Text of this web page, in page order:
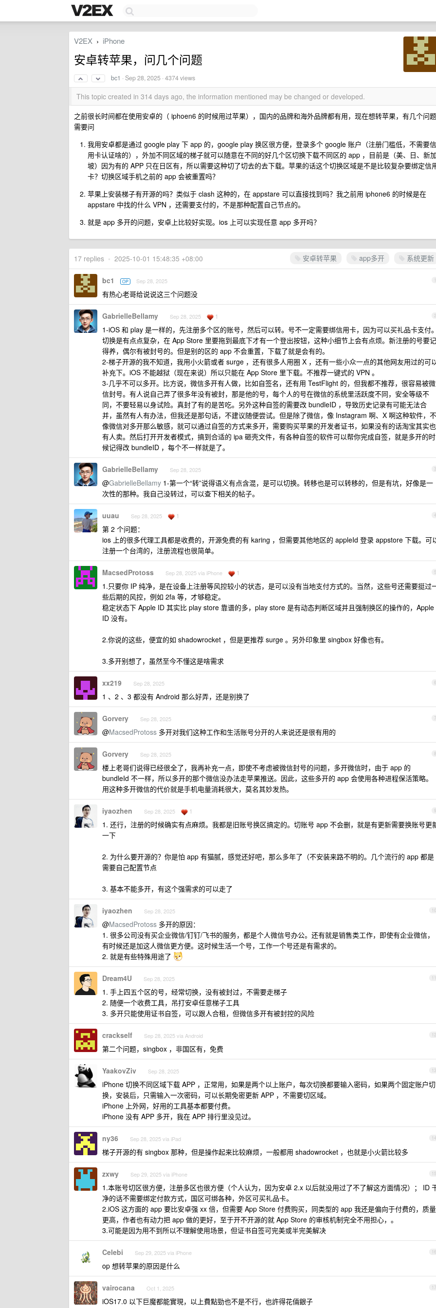
V2EX › iPhone
安卓转苹果，问几个问题
bc1 ·Sep 28, 2025 · 4374 views
This topic created in 314 days ago, the information mentioned may be changed or developed.
之前很长时间都在使用安卓的（ iphoen6 的时候用过苹果），国内的品牌和海外品牌都有用，现在想转苹果，有几个问题
需要问
我用安卓都是通过 google play 下 app 的，google play 换区很方便，登录多个 google 账户（注册门槛低，不需要信
用卡认证啥的），外加不同区域的梯子就可以随意在不同的好几个区切换下载不同区的 app ，目前是（美、日、新加
坡）因为有的 APP 只在日区有，所以需要这种切了切去的去下载。苹果的话这个切换区域是不是比较复杂要绑定信
卡？切换区域手机之前的 app 会被重置吗？
苹果上安装梯子有开源的吗？类似于 clash 这种的，在 appstare 可以直接找到吗？我之前用 iphone6 的时候是在
appstare 中找的什么 VPN ，还需要支付的，不是那种配置自己节点的。
就是 app 多开的问题，安卓上比较好实现。ios 上可以实现任意 app 多开吗？
安卓转苹果 app多开 系统更新
17 replies • 2025-10-01 15:48:35 +08:00
1
bc1 OP Sep 28, 2025
有热心老哥给说说这三个问题没
2
GabrielleBellamy Sep 28, 2025 1
1-iOS 和 play 是一样的，先注册多个区的账号，然后可以转。号不一定需要绑信用卡，因为可以买礼品卡支付。
切换是有点点复杂，在 App Store 里要拖到最底下才有一个登出按钮，这种小细节上会有点烦。新注册的号要记
得养，偶尔有被封号的。但是别的区的 app 不会重置，下载了就是会有的。
2-梯子开源的我不知道，我用小火箭或者 surge ，还有很多人用圈 X ，还有一些小众一点的其他网友用过的可
补充下。iOS 不能越狱（现在来说）所以只能在 App Store 里下载。不推荐一键式的 VPN 。
3-几乎不可以多开。比方说，微信多开有人做，比如自签名，还有用 TestFlight 的，但我都不推荐，很容易被微
信封号。有人说自己弄了很多年没有被封，那是他的号，每个人的号在微信的系统里活跃度不同，安全等级不
同，不要轻易以身试险。真封了有的是苦吃。另外这种自签的需要改 bundleID ，导致历史记录有可能无法合
并，虽然有人有办法，但我还是那句话，不建议随便尝试。但是除了微信，像 Instagram 啊、X 啊这种软件，不
像微信对多开那么敏感，就可以通过自签的方式来多开，需要购买苹果的开发者证书，如果没有的话淘宝其实也
有人卖。然后打开开发者模式，搞到合适的 ipa 砸壳文件，有各种自签的软件可以帮你完成自签，就是多开的时
候记得改 bundleID ，每个不一样就是了。
3
GabrielleBellamy Sep 28, 2025
@GabrielleBellamy 1-第一个“转”说得语义有点含混，是可以切换。转移也是可以转移的，但是有坑，好像是一
次性的那种。我自己没转过，可以查下相关的帖子。
4
uuau Sep 28, 2025 1
第 2 个问题：
ios 上的很多代理工具都是收费的，开源免费的有 karing ，但需要其他地区的 appleId 登录 appstore 下载。可
注册一个台湾的，注册流程也很简单。
5
MacsedProtoss Sep 28, 2025 via iPhone 1
1.只要你 IP 纯净，是在设备上注册等风控较小的状态，是可以没有当地支付方式的。当然，这些号还需要挺过
些后期的风控，例如 2fa 等，才够稳定。
稳定状态下 Apple ID 其实比 play store 靠谱的多，play store 是有动态判断区域并且强制换区的操作的，Apple
ID 没有。
2.你说的这些，便宜的如 shadowrocket ，但是更推荐 surge 。另外印象里 singbox 好像也有。
3.多开别想了，虽然至今不懂这是啥需求
6
xx219 Sep 28, 2025
1 、2 、3 都没有 Android 那么好弄，还是别换了
7
Gorvery Sep 28, 2025
@MacsedProtoss 多开对我们这种工作和生活账号分开的人来说还是很有用的
8
Gorvery Sep 28, 2025
楼上老哥们说得已经很全了，我再补充一点，即使不考虑被微信封号的问题，多开微信时，由于 app 的
bundleId 不一样，所以多开的那个微信没办法走苹果推送。因此，这些多开的 app 会使用各种进程保活策略。
用这种多开微信的代价就是手机电量消耗很大，莫名其妙发热。
9
iyaozhen Sep 28, 2025 1
1. 还行，注册的时候确实有点麻烦。我都是旧账号换区搞定的。切账号 app 不会删，就是有更新需要换账号更
一下
2. 为什么要开源的？你是怕 app 有猫腻，感觉还好吧，那么多年了（不安装来路不明的。几个流行的 app 都是
需要自己配置节点
3. 基本不能多开，有这个强需求的可以走了
10
iyaozhen Sep 28, 2025
@MacsedProtoss 多开的原因：
1. 很多公司没有买企业微信/钉钉/飞书的服务，都是个人微信号办公。还有就是销售类工作，即使有企业微信，
有时候还是加这人微信更方便。这时候生活一个号，工作一个号还是有需求的。
2. 就是有些特殊用途了
11
Dream4U Sep 28, 2025
1. 手上四五个区的号，经常切换，没有被封过，不需要走梯子
2. 随便一个收费工具，吊打安卓任意梯子工具
3. 多开只能使用证书自签，可以跟人合租，但微信多开有被封控的风险
12
crackself Sep 28, 2025 via Android
第二个问题，singbox ，非国区有，免费
13
YaakovZiv Sep 28, 2025
iPhone 切换不同区域下载 APP ，正常用，如果是两个以上账户，每次切换都要输入密码，如果两个固定账户切
换，安装后，只需输入一次密码，可以长期免密更新 APP ，不需要切区域。
iPhone 上外网，好用的工具基本都要付费。
iPhone 没有 APP 多开，我在 APP 排行里没见过。
14
ny36 Sep 28, 2025 via iPad
梯子开源的有 singbox 那种，但是操作起来比较麻烦，一般都用 shadowrocket ，也就是小火箭比较多
15
zxwy Sep 29, 2025 via iPhone
1.本账号切区很方便，注册多区也很方便（个人认为，因为安卓 2.x 以后就没用过了不了解这方面情况）； ID
净的话不需要绑定付款方式，国区可绑各种，外区可买礼品卡。
2.iOS 这方面的 app 要比安卓强 xx 倍，但需要 App Store 付费购买，同类型的 app 我还是偏向于付费的，质量
更高，作者也有动力把 app 做的更好，至于开不开源的就 App Store 的审核机制完全不用担心，。
3.可能是因为用不到所以不理解使用场景，但证书自签可完美或半完美解决
16
Celebi Sep 29, 2025 via iPhone
op 想转苹果的原因是什么
17
vairocana Oct 1, 2025
iOS17.0 以下巨魔都能實現，以上費點勁也不是不行，也許得花倆銀子